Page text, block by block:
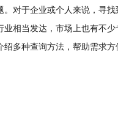
于企业或个人来说，寻找
相当发达，市场上也有不
多种查询方法，帮助需求